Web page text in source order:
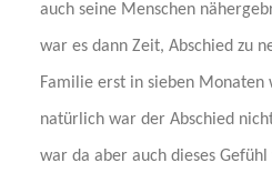
auch seine Menschen
war es dann Zeit, Abschied zu
Familie erst in sieben Monaten
natürlich war der Abschied
war da aber auch dieses